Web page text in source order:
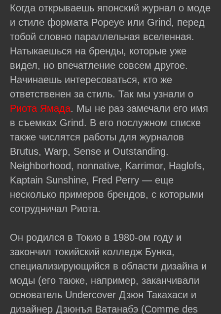
Когда открываешь японский журнал о моде
и стиле формата Popeye или Grind, перед
тобой словно параллельная вселенная.
Натыкаешься на бренды, которые уже
видел, но впечатление совсем другое.
Начинаешь интересоваться, кто же
ответственен за стиль. Так мы узнали о
Риота Ямада. Мы не раз замечали его имя
в съемках Grind. В его послужном списке
также числятся работы для журналов
Brutus, Warp, Sense и Outstanding.
Neighborhood, nonnative, Karrimor, Haglofs,
Kaptain Sunshine, Fred Perry — еще
несколько примеров брендов, с которыми
сотрудничал Риота.
Он родился в Токио в 1980-ом году и
закончил токийский колледж Бунка,
специализирующийся в области дизайна и
моды (его также, например, заканчивали
основатель Undercover Дзюн Такахаси и
дизайнер Дзюнъя Ватанабэ (Comme des